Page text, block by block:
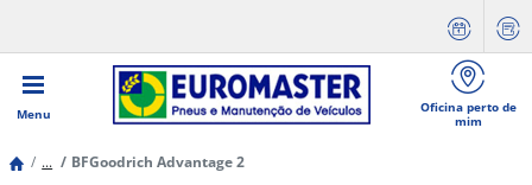
Menu
Oficina perto de
mim
... BFGoodrich Advantage 2